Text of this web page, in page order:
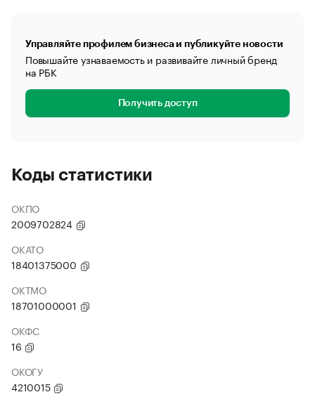
Управляйте профилем бизнеса и публикуйте новости
Повышайте узнаваемость и развивайте личный бренд
на РБК
Получить доступ
Коды статистики
ОКПО
2009702824
ОКАТО
18401375000
ОКТМО
18701000001
ОКФС
16
ОКОГУ
4210015